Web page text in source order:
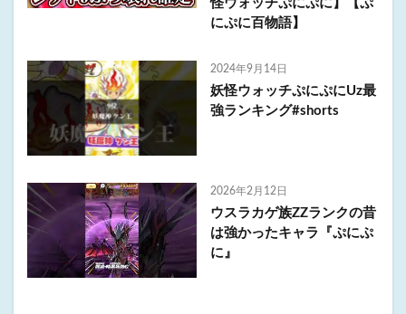
怪ウォッチぷにぷに】【ぷ
にぷに百物語】
2024年9月14日
妖怪ウォッチぷにぷにUz最
強ランキング#shorts
2026年2月12日
ウスラカゲ族ZZランクの昔
は強かったキャラ『ぷにぷ
に』